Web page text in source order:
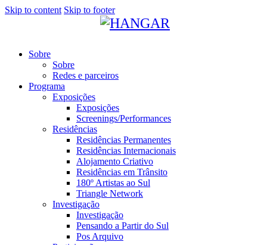
Skip to content Skip to footer
Sobre
Sobre
Redes e parceiros
Programa
Exposições
Exposições
Screenings/Performances
Residências
Residências Permanentes
Residências Internacionais
Alojamento Criativo
Residências em Trânsito
180º Artistas ao Sul
Triangle Network
Investigação
Investigação
Pensando a Partir do Sul
Pos Arquivo